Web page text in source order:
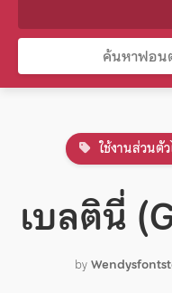
ใช้งานส่วนตั
เบลตินี่
by